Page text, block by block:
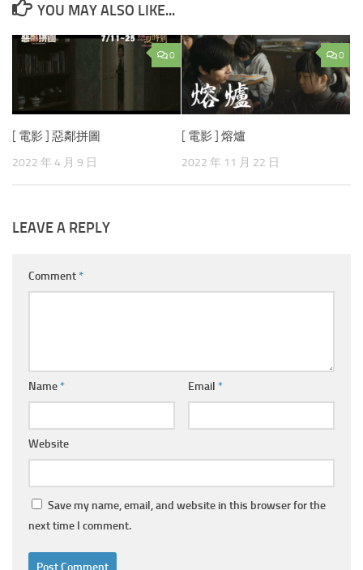
YOU MAY ALSO LIKE...
0
[ 電影 ] 惡鄰拼圖
2022 年 4 月 9 日
0
[ 電影 ] 熔爐
2022 年 11 月 22 日
LEAVE A REPLY
Comment*
Name* Email *
Website
Save my name, email, and website in this browser for the
next time I comment.